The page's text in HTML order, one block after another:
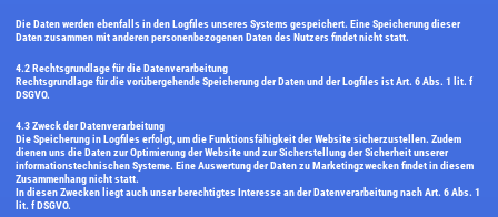
Die Daten werden ebenfalls in den Logfiles unseres Systems gespeichert. Eine Speicherung dieser
Daten zusammen mit anderen personenbezogenen Daten des Nutzers findet nicht statt.
4.2 Rechtsgrundlage für die Datenverarbeitung
Rechtsgrundlage für die vorübergehende Speicherung der Daten und der Logfiles ist Art. 6 Abs. 1 lit. f
DSGVO.
4.3 Zweck der Datenverarbeitung
Die Speicherung in Logfiles erfolgt, um die Funktionsfähigkeit der Website sicherzustellen. Zudem
dienen uns die Daten zur Optimierung der Website und zur Sicherstellung der Sicherheit unserer
informationstechnischen Systeme. Eine Auswertung der Daten zu Marketingzwecken findet in diesem
Zusammenhang nicht statt.
In diesen Zwecken liegt auch unser berechtigtes Interesse an der Datenverarbeitung nach Art. 6 Abs. 1
lit. f DSGVO.